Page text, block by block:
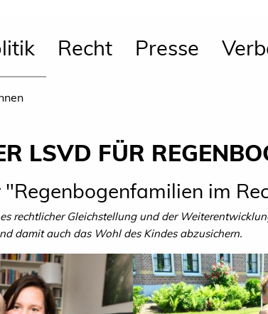
Recht Presse
LSVD FÜR
im
rechtlicher Gleichstellung und der
damit auch das Wohl des Kindes abzusichern.